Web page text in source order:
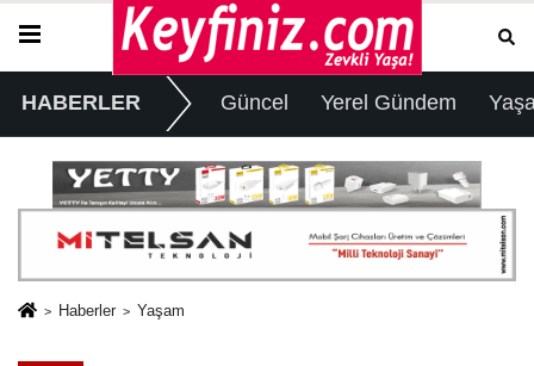
HABERLER Güncel Yerel Gündem
Haberler Yaşam